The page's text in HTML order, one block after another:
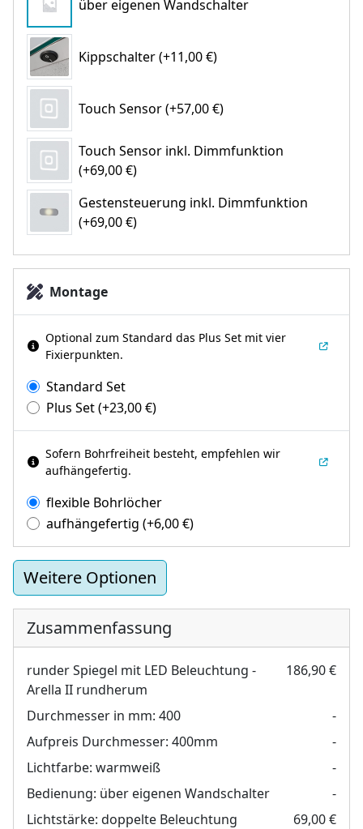
über eigenen Wandschalter
Kippschalter (+11,00 €)
Touch Sensor (+57,00 €)
Touch Sensor inkl. Dimmfunktion
(+69,00 €)
Gestensteuerung inkl. Dimmfunktion
(+69,00 €)
Montage
Optional zum Standard das Plus Set mit vier
Fixierpunkten.
Standard Set
Plus Set(+23,00€)
Sofern Bohrfreiheit besteht, empfehlen wir
aufhängefertig.
flexible Bohrlöcher
aufhängefertig (+6,00€)
Weitere Optionen
Zusammenfassung
runder Spiegel mit LED Beleuchtung -
Arella II rundherum
186,90 €
Durchmesser in mm: 400
-
Aufpreis Durchmesser: 400mm
-
Lichtfarbe: warmweiß
-
Bedienung: über eigenen Wandschalter
-
Lichtstärke: doppelte Beleuchtung 69,00 €